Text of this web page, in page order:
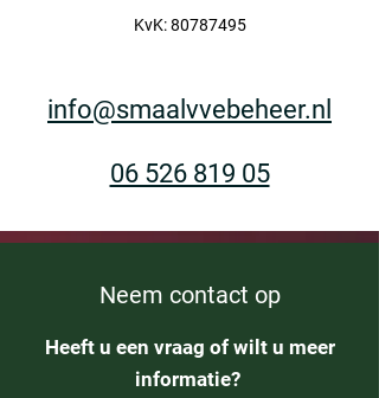
KvK:80787495
info@smaalvvebeheer.nl
06 526 819 05
Neem contact op
Heeft u een vraag of wilt u meer
informatie?